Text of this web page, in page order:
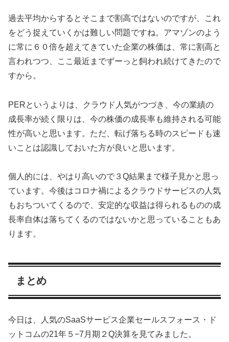
過去平均からするとそこまで割高ではないのですが、これ
をどう捉えていくかは難しい問題ですね。アマゾンのよう
に常に６０倍を超えてきていた企業の株価は、常に割高と
言われつつ、ここ最近までずーっと飼われ続けてきたので
すから。
PERというよりは、クラウド人気がつづき、今の業績の
成長率が続く限りは、今の株価の成長率も維持される可能
性が高いと思います。ただ、転げ落ちる時のスピードも速
いことは認識しておいた方が良いと思います。
個人的には、やはり高いので３Q結果まで様子見かと思っ
ています。今後はコロナ禍によるクラウドサービスの人気
もおちついてくるので、安定的な収益は得られるものの成
長率自体は落ちてくるのではないかと思っていることもあ
ります。
まとめ
今日は、人気のSaaSサービス企業セールスフォース・ド
ットコムの21年５−7月期２Q決算を見てみました。